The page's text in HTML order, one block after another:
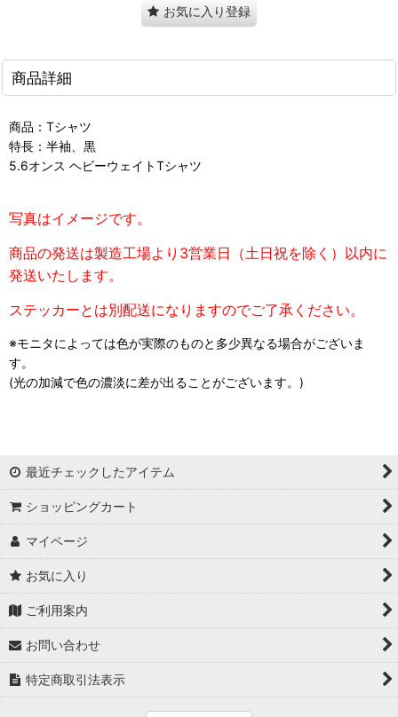
お気に入り登録
商品詳細
商品：Tシャツ
特長：半袖、黒
5.6オンス ヘビーウェイトTシャツ
写真はイメージです。
商品の発送は製造工場より3営業日（土日祝を除く）以内に
発送いたします。
ステッカーとは別配送になりますのでご了承ください。
※モニタによっては色が実際のものと多少異なる場合がございま
す。
(光の加減で色の濃淡に差が出ることがございます。)
最近チェックしたアイテム
ショッピングカート
マイページ
お気に入り
ご利用案内
お問い合わせ
特定商取引法表示